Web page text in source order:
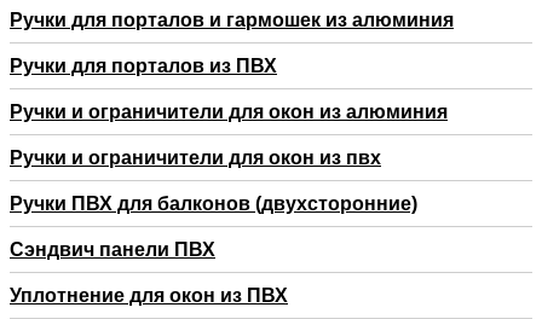
Ручки для порталов и гармошек из алюминия
Ручки для порталов из ПВХ
Ручки и ограничители для окон из алюминия
Ручки и ограничители для окон из пвх
Ручки ПВХ для балконов (двухсторонние)
Сэндвич панели ПВХ
Уплотнение для окон из ПВХ